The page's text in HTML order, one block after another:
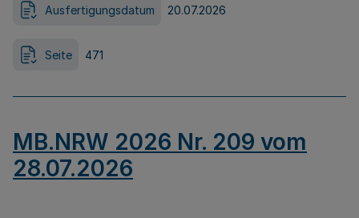
Ausfertigungsdatum 20.07.2026
Seite 471
MB.NRW 2026 Nr. 209 vom
28.07.2026